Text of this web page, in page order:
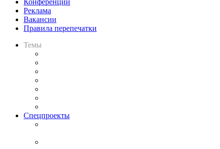
Реклама
Вакансии
Правила перепечатки
Темы
Спецпроекты